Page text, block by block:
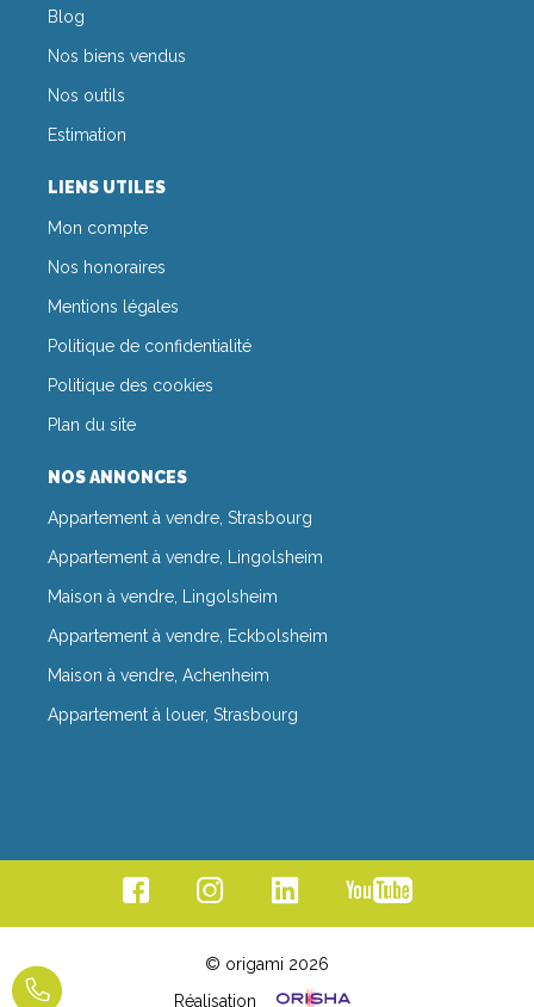
Blog
Nos biens vendus
Nos outils
Estimation
LIENS UTILES
Mon compte
Nos honoraires
Mentions légales
Politique de confidentialité
Politique des cookies
Plan du site
NOS ANNONCES
Appartement à vendre, Strasbourg
Appartement à vendre, Lingolsheim
Maison à vendre, Lingolsheim
Appartement à vendre, Eckbolsheim
Maison à vendre, Achenheim
Appartement à louer, Strasbourg
© origami 2026
Réalisation